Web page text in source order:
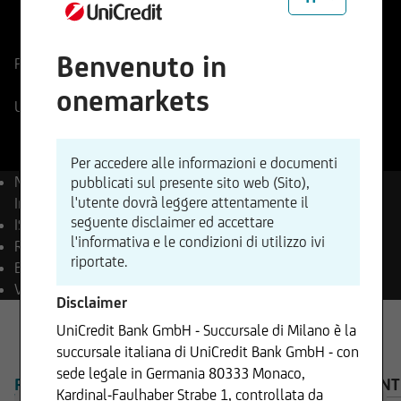
Codice di Negoziazione
Prezzo di riferimento26176,50Punti
UniCredit Realtime06.08.2026
Nome
DAX® (Performance)
Index
ISIN
DE0008469008
Reuters
.GDAXI
Bloomberg DAX Index
Valuta
EUR
PANORAMICA PRODOTTI AVVISO
Benvenuto in
onemarkets
Per accedere alle informazioni e documenti
pubblicati sul presente sito web (Sito),
l'utente dovrà leggere attentamente il
seguente disclaimer ed accettare
l'informativa e le condizioni di utilizzo ivi
riportate.
Disclaimer
UniCredit Bank GmbH - Succursale di Milano è la
succursale italiana di UniCredit Bank GmbH - con
sede legale in Germania 80333 Monaco,
Kardinal-Faulhaber Strabe 1, controllata da